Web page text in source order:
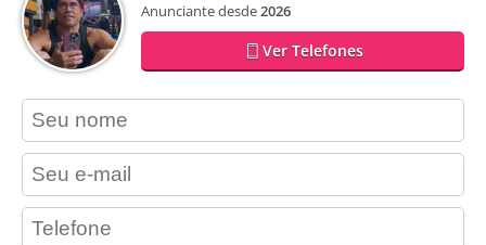
Anunciante desde2026
Ver Telefones
contact_name
contact_email
contact_phone